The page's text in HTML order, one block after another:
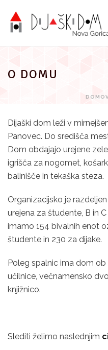
vsebino
O DOMU
Dijaški dom leži v
Panovec. Do središča
Dom obdajajo urejene
igrišča za nogomet,
balinišče in tekaška steza.
Organizacijsko je
urejena za študente, B in
imamo 154 bivalnih enot
študente in 230 za dijake.
Poleg spalnic ima dom ob
učilnice, večnamensko
knjižnico.
Slediti želimo naslednjim